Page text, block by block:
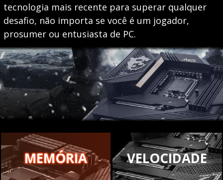
tecnologia mais recente para superar qualquer
desafio, não importa se você é um jogador,
prosumer ou entusiasta de PC.
MEMÓRIA VELOCIDADE